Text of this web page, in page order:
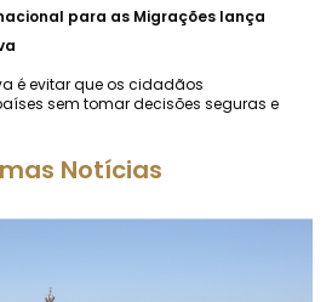
para as Migrações lança
é evitar que os cidadãos
sem tomar decisões seguras e
Notícias